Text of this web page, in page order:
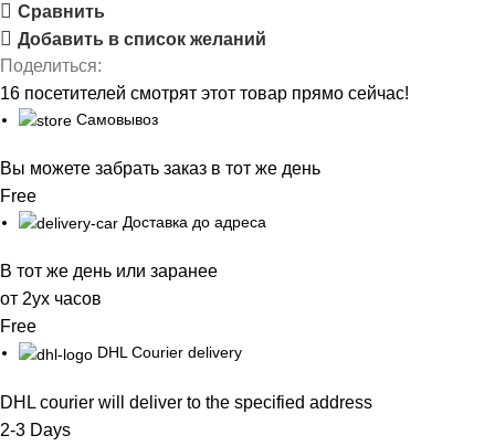
Сравнить
Добавить в список желаний
Поделиться:
16 посетителей смотрят этот товар прямо сейчас!
Самовывоз
Вы можете забрать заказ в тот же день
Free
Доставка до адреса
В тот же день или заранее
от 2ух часов
Free
DHL Courier delivery
DHL courier will deliver to the specified address
2-3 Days